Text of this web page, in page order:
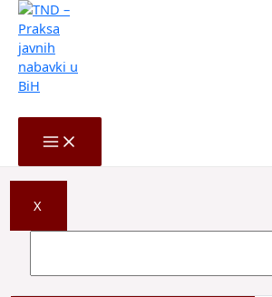
Skip
content
MAIN
MENU
X